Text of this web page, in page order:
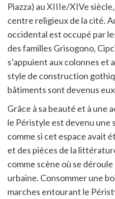
Piazza) au XIIIe/XIVe
centre religieux de la cité.
occidental est occupé par
des familles Grisogono,
s’appuient aux colonnes et
style de construction
bâtiments sont devenus
Grâce à sa beauté et à une
le Péristyle est devenu une
comme si cet espace avait
et des pièces de la
comme scène où se
urbaine. Consommer une
marches entourant le